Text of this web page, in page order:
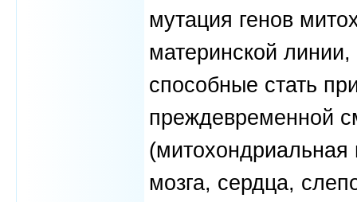
мутация генов
материнской
способные стать
преждевременной
мозга, сердца,